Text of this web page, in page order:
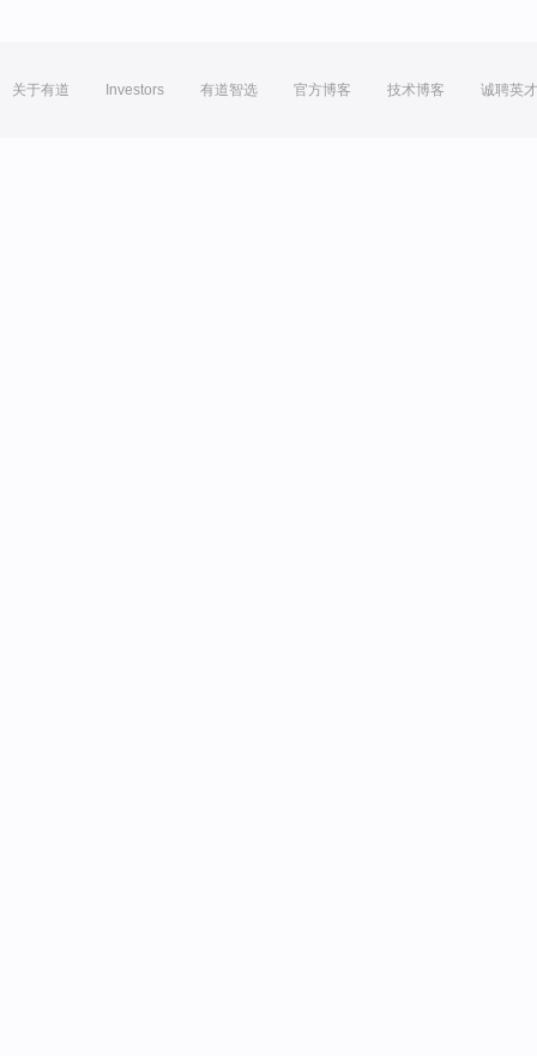
关于有道 Investors 有道智选 官方博客 技术博客 诚聘英才